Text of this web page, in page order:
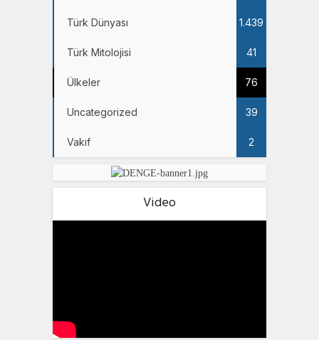
Türk Dünyası 1.439
Türk Mitolojisi 41
Ülkeler 76
Uncategorized 39
Vakıf 2
Video